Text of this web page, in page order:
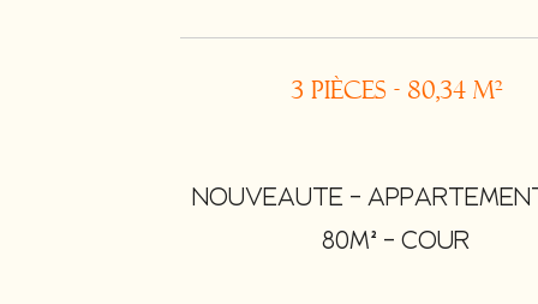
3 pièces - 80,34 m²
NOUVEAUTE -
80M² - COUR